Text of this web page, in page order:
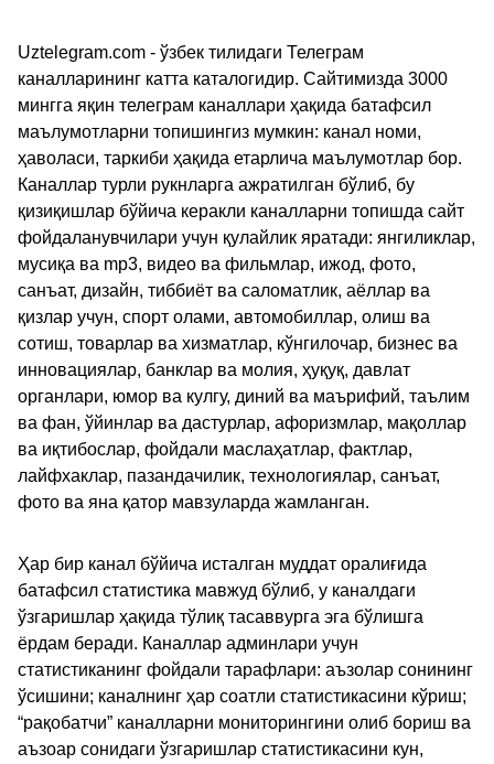
Uztelegram.com - ўзбек тилидаги Телеграм
каналларининг катта каталогидир. Сайтимизда 3000
мингга яқин телеграм каналлари ҳақида батафсил
маълумотларни топишингиз мумкин: канал номи,
ҳаволаси, таркиби ҳақида етарлича маълумотлар бор.
Каналлар турли рукнларга ажратилган бўлиб, бу
қизиқишлар бўйича керакли каналларни топишда сайт
фойдаланувчилари учун қулайлик яратади: янгиликлар,
мусиқа ва mp3, видео ва фильмлар, ижод, фото,
санъат, дизайн, тиббиёт ва саломатлик, аёллар ва
қизлар учун, спорт олами, автомобиллар, олиш ва
сотиш, товарлар ва хизматлар, кўнгилочар, бизнес ва
инновациялар, банклар ва молия, ҳуқуқ, давлат
органлари, юмор ва кулгу, диний ва маърифий, таълим
ва фан, ўйинлар ва дастурлар, афоризмлар, мақоллар
ва иқтибослар, фойдали маслаҳатлар, фактлар,
лайфхаклар, пазандачилик, технологиялар, санъат,
фото ва яна қатор мавзуларда жамланган.
Ҳар бир канал бўйича исталган муддат оралиғида
батафсил статистика мавжуд бўлиб, у каналдаги
ўзгаришлар ҳақида тўлиқ тасаввурга эга бўлишга
ёрдам беради. Каналлар админлари учун
статистиканинг фойдали тарафлари: аъзолар сонининг
ўсишини; каналнинг ҳар соатли статистикасини кўриш;
“рақобатчи” каналларни мониторингини олиб бориш ва
аъзоар сонидаги ўзгаришлар статистикасини кун,